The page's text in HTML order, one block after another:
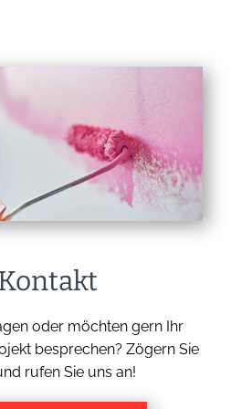
oder möchten gern Ihr
besprechen? Zögern Sie
rufen Sie uns an!